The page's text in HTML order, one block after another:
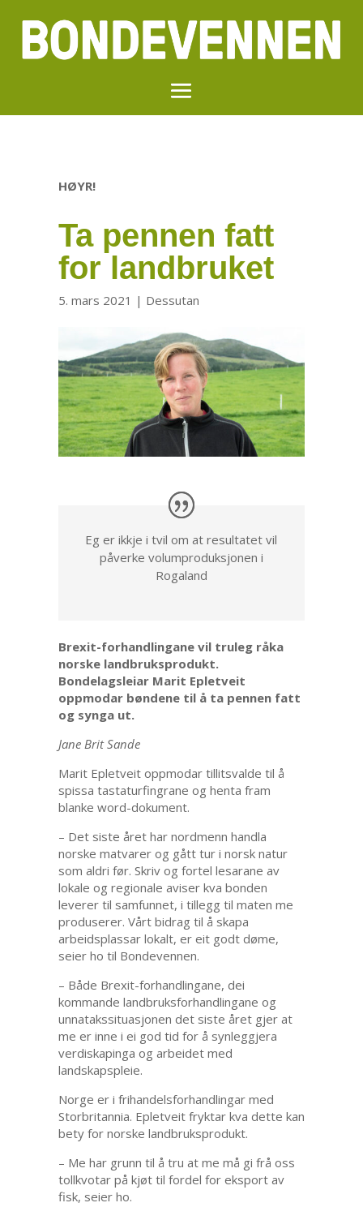
HØYR!
Ta pennen fatt
for landbruket
5. mars 2021 | Dessutan
Eg er ikkje i tvil om at resultatet vil
påverke volumproduksjonen i
Rogaland
Brexit-forhandlingane vil truleg råka
norske landbruksprodukt.
Bondelagsleiar Marit Epletveit
oppmodar bøndene til å ta pennen fatt
og synga ut.
Jane Brit Sande
Marit Epletveit oppmodar tillitsvalde til å
spissa tastaturfingrane og henta fram
blanke word-dokument.
– Det siste året har nordmenn handla
norske matvarer og gått tur i norsk natur
som aldri før. Skriv og fortel lesarane av
lokale og regionale aviser kva bonden
leverer til samfunnet, i tillegg til maten me
produserer. Vårt bidrag til å skapa
arbeidsplassar lokalt, er eit godt døme,
seier ho til Bondevennen.
– Både Brexit-forhandlingane, dei
kommande landbruksforhandlingane og
unnatakssituasjonen det siste året gjer at
me er inne i ei god tid for å synleggjera
verdiskapinga og arbeidet med
landskapspleie.
Norge er i frihandelsforhandlingar med
Storbritannia. Epletveit fryktar kva dette kan
bety for norske landbruksprodukt.
– Me har grunn til å tru at me må gi frå oss
tollkvotar på kjøt til fordel for eksport av
fisk, seier ho.